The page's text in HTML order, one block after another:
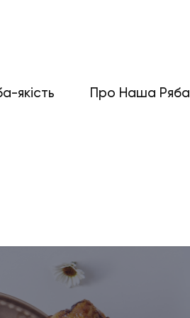
якість Про Наша Ряба